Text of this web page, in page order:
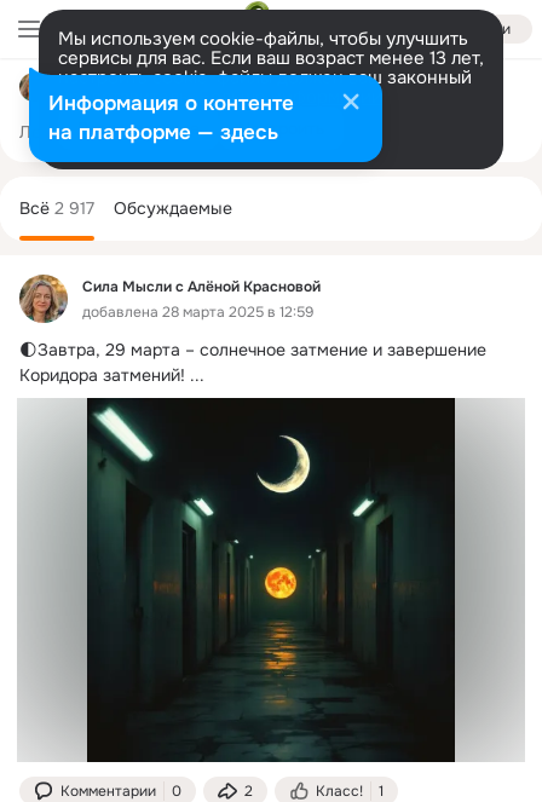
Войти
Мы используем cookie-файлы, чтобы улучшить
сервисы для вас. Если ваш возраст менее 13 лет,
настроить cookie-файлы должен ваш законный
представитель. Больше информации
Разрешить все Настроить
Лента Участники 16K Темы 2.9K
Сила Мысли с Алёной Красновой
добавлена 28 марта 2025 в 12:59
🌓Завтра, 29 марта – солнечное затмение и завершение
Коридора затмений! ...
Комментарии 0 2 Класс! 1
колонка
Всё 2 917 Обсуждаемые
Информация о контенте
на платформе — здесь